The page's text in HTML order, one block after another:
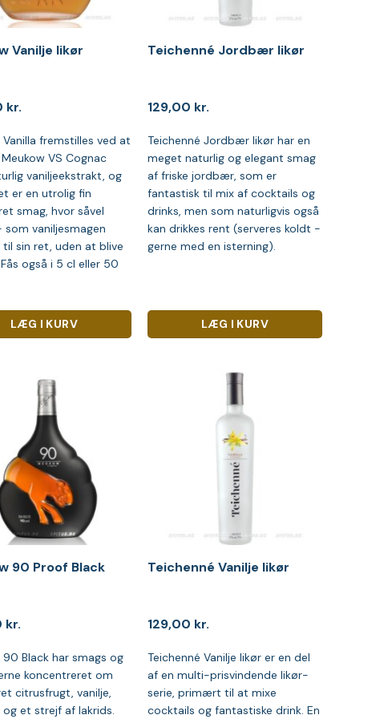
Vanilje likør
kr.
Vanilla fremstilles ved at
VS Cognac
vaniljeekstrakt, og
er en utrolig fin
smag, hvor såvel
vaniljesmagen
til sin ret, uden at blive
også i 5 cl eller 50
LÆG I KURV
Teichenné Jordbær likør
129,00 kr.
Teichenné Jordbær likør har en
meget naturlig og elegant smag
af friske jordbær, som er
fantastisk til mix af cocktails og
drinks, men som naturligvis også
kan drikkes rent (serveres koldt -
gerne med en isterning).
LÆG I KURV
90 Proof Black
kr.
90 Black har smags og
koncentreret om
citrusfrugt, vanilje,
og et strejf af lakrids.
Teichenné Vanilje likør
129,00 kr.
Teichenné Vanilje likør er en del
af en multi-prisvindende likør-
serie, primært til at mixe
cocktails og fantastiske drink. En